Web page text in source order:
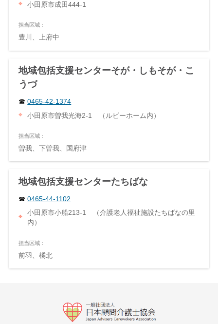
小田原市成田444-1
担当区域 :
豊川、上府中
地域包括支援センターそが・しもそが・こ
うづ
0465-42-1374
小田原市曽我光海2-1 （ルビーホーム内）
担当区域 :
曽我、下曽我、国府津
地域包括支援センターたちばな
0465-44-1102
小田原市小船213-1 （介護老人福祉施設たちばなの里
内）
担当区域 :
前羽、橘北